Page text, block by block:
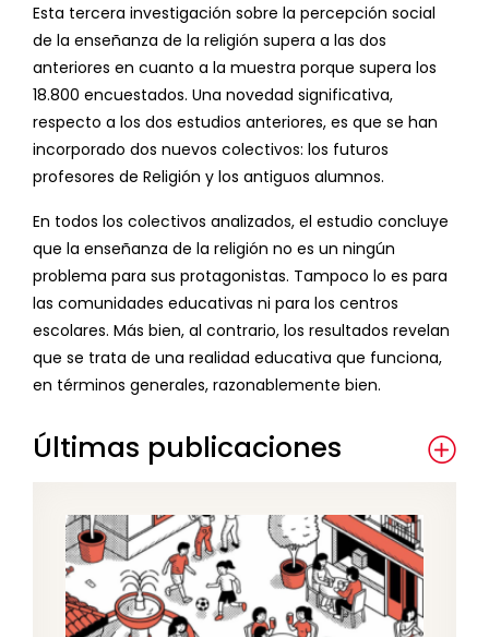
Esta tercera investigación sobre la percepción social
de la enseñanza de la religión supera a las dos
anteriores en cuanto a la muestra porque supera los
18.800 encuestados. Una novedad significativa,
respecto a los dos estudios anteriores, es que se han
incorporado dos nuevos colectivos: los futuros
profesores de Religión y los antiguos alumnos.
En todos los colectivos analizados, el estudio concluye
que la enseñanza de la religión no es un ningún
problema para sus protagonistas. Tampoco lo es para
las comunidades educativas ni para los centros
escolares. Más bien, al contrario, los resultados revelan
que se trata de una realidad educativa que funciona,
en términos generales, razonablemente bien.
Últimas publicaciones